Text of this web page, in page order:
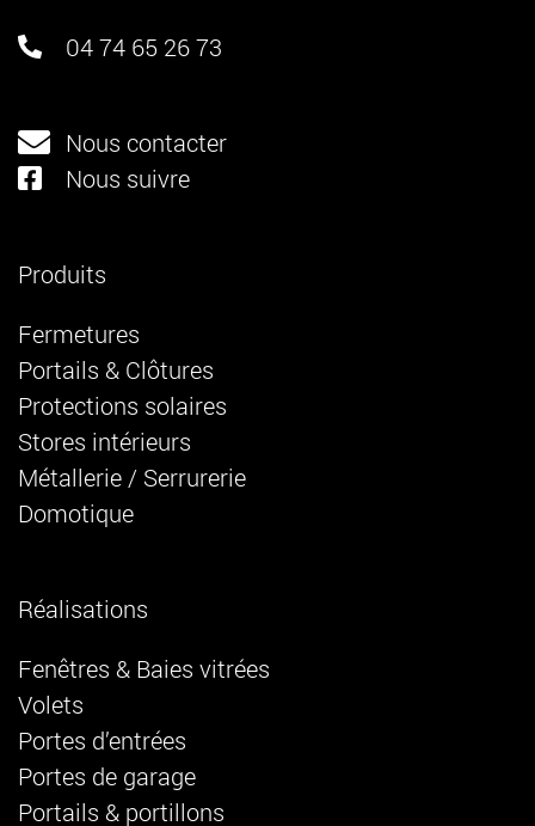
04 74 65 26 73
Nous contacter
Nous suivre
Produits
Fermetures
Portails & Clôtures
Protections solaires
Stores intérieurs
Métallerie / Serrurerie
Domotique
Réalisations
Fenêtres & Baies vitrées
Volets
Portes d’entrées
Portes de garage
Portails & portillons